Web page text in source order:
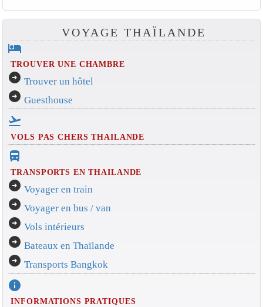
VOYAGE THAÏLANDE
hotel
TROUVER UNE CHAMBRE
arrow_circle_right Trouver un hôtel
arrow_circle_right Guesthouse
flight_takeoff
VOLS PAS CHERS THAILANDE
directions_bus_filled
TRANSPORTS EN THAILANDE
arrow_circle_right Voyager en train
arrow_circle_right Voyager en bus / van
arrow_circle_right Vols intérieurs
arrow_circle_right Bateaux en Thaïlande
arrow_circle_right Transports Bangkok
info
INFORMATIONS PRATIQUES